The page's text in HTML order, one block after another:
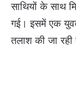
साथियों के साथ
गई। इसमें एक
तलाश की जा रही